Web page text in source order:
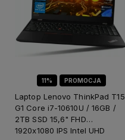
11% PROMOCJA
Laptop Lenovo ThinkPad T15
G1 Core i7-10610U / 16GB /
2TB SSD 15,6" FHD
1920x1080 IPS Intel UHD